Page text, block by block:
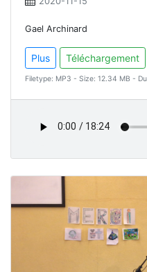
Gael Archinard
Plus Téléchargement
Filetype: MP3 - Size: 12.34 MB -